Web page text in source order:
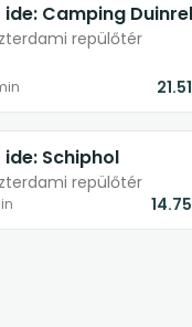
Camping
repülőtér
Schiphol
repülőtér